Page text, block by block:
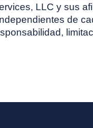
LLC y sus
de